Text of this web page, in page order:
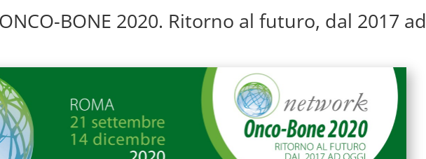
BONE 2020. Ritorno al futuro, dal 2017 ad